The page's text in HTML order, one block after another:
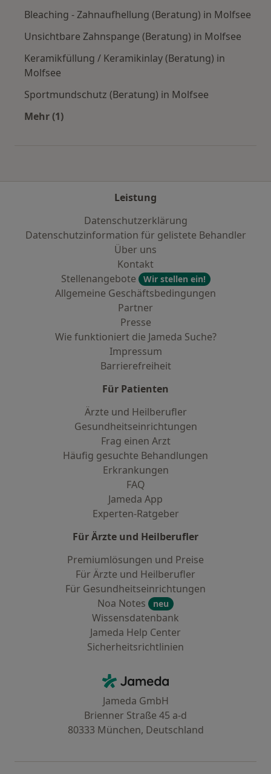
Bleaching - Zahnaufhellung (Beratung) in Molfsee
Unsichtbare Zahnspange (Beratung) in Molfsee
Keramikfüllung / Keramikinlay (Beratung) in
Molfsee
Sportmundschutz (Beratung) in Molfsee
Mehr (1)
Leistung
Datenschutzerklärung
Datenschutzinformation für gelistete Behandler
Über uns
Kontakt
Stellenangebote
Wir stellen ein!
Allgemeine Geschäftsbedingungen
Partner
Presse
Wie funktioniert die Jameda Suche?
Impressum
Barrierefreiheit
Für Patienten
Ärzte und Heilberufler
Gesundheitseinrichtungen
Frag einen Arzt
Häufig gesuchte Behandlungen
Erkrankungen
FAQ
Jameda App
Experten-Ratgeber
Für Ärzte und Heilberufler
Premiumlösungen und Preise
Für Ärzte und Heilberufler
Für Gesundheitseinrichtungen
Noa Notes
neu
Wissensdatenbank
Jameda Help Center
Sicherheitsrichtlinien
Jameda - Startseite
Jameda GmbH
Brienner Straße 45 a-d
80333 München, Deutschland